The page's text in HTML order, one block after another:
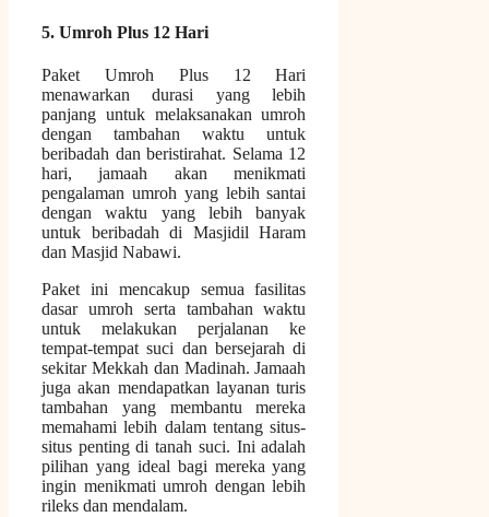
5. Umroh Plus 12 Hari
Paket Umroh Plus 12 Hari
menawarkan durasi yang lebih
panjang untuk melaksanakan umroh
dengan tambahan waktu untuk
beribadah dan beristirahat. Selama 12
hari, jamaah akan menikmati
pengalaman umroh yang lebih santai
dengan waktu yang lebih banyak
untuk beribadah di Masjidil Haram
dan Masjid Nabawi.
Paket ini mencakup semua fasilitas
dasar umroh serta tambahan waktu
untuk melakukan perjalanan ke
tempat-tempat suci dan bersejarah di
sekitar Mekkah dan Madinah. Jamaah
juga akan mendapatkan layanan turis
tambahan yang membantu mereka
memahami lebih dalam tentang situs-
situs penting di tanah suci. Ini adalah
pilihan yang ideal bagi mereka yang
ingin menikmati umroh dengan lebih
rileks dan mendalam.